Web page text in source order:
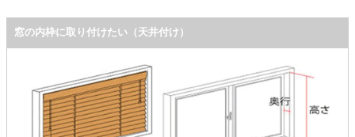
窓の内枠に取り付けたい（天井付け）